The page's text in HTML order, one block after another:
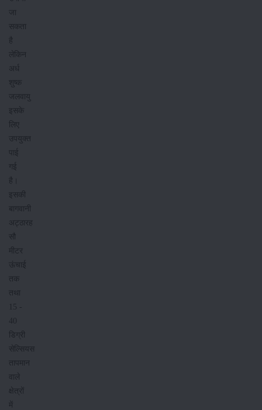
जा
सकता
है
लेकिन
अर्ध
शुष्क
जलवायु
इसके
लिए
उपयुक्त
पाई
गई
है।
इसकी
बागवानी
अट्ठारह
सौ
मीटर
ऊंचाई
तक
तथा
15 -
40
डिग्री
सेल्सियस
तापमान
वाले
क्षेत्रों
में